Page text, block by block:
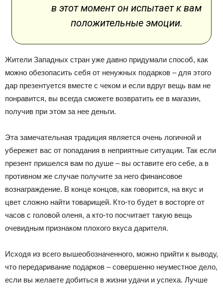
в этот момент он испытает к вам
положительные эмоции.
Жители Западных стран уже давно придумали способ, как
можно обезопасить себя от ненужных подарков – для этого
дар презентуется вместе с чеком и если вдруг вещь вам не
понравится, вы всегда сможете возвратить ее в магазин,
получив при этом за нее деньги.
Эта замечательная традиция является очень логичной и
убережет вас от попадания в неприятные ситуации. Так если
презент пришелся вам по душе – вы оставите его себе, а в
противном же случае получите за него финансовое
вознаграждение. В конце концов, как говорится, на вкус и
цвет сложно найти товарищей. Кто-то будет в восторге от
часов с головой оленя, а кто-то посчитает такую вещь
очевидным признаком плохого вкуса дарителя.
Исходя из всего вышеобозначенного, можно прийти к выводу,
что передаривание подарков – совершенно неуместное дело,
если вы желаете добиться в жизни удачи и успеха. Лучше